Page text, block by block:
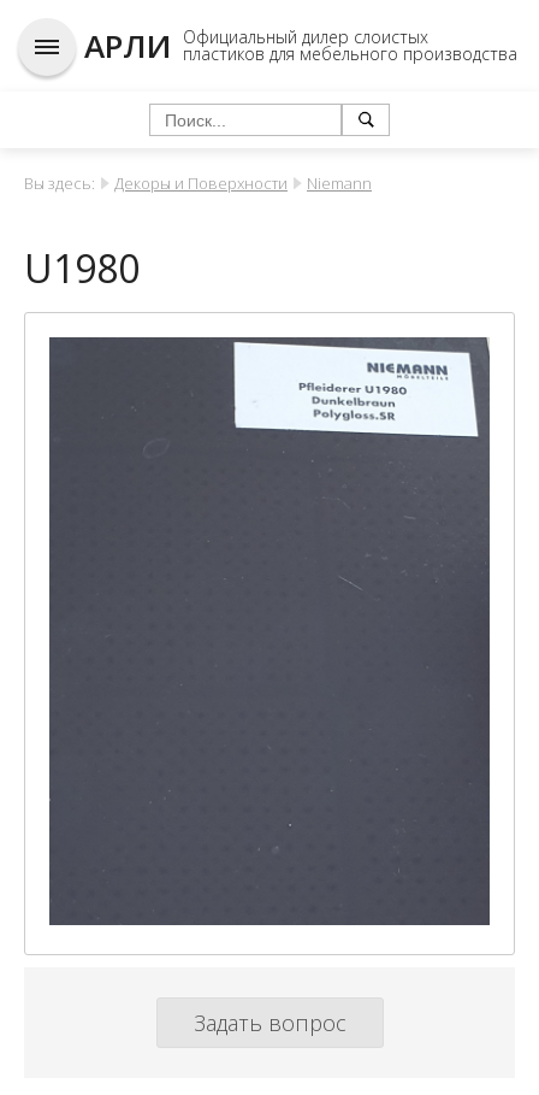
АРЛИ Официальный дилер слоистых
пластиков для мебельного производства
Вы здесь: Декоры и Поверхности Niemann
U1980
Задать вопрос